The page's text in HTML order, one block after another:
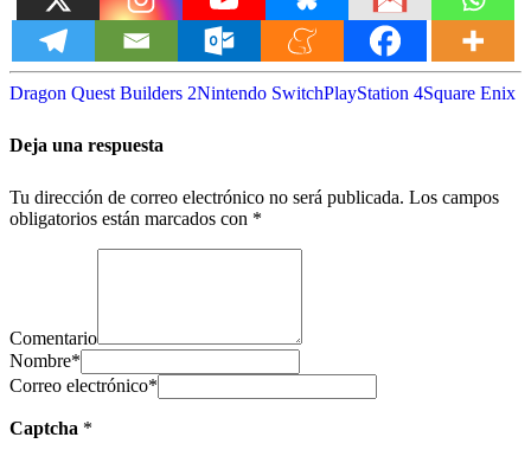
Dragon Quest Builders 2Nintendo SwitchPlayStation 4Square Enix
Deja una respuesta
Tu dirección de correo electrónico no será publicada. Los campos
obligatorios están marcados con *
Comentario
Nombre*
Correo electrónico*
Captcha *